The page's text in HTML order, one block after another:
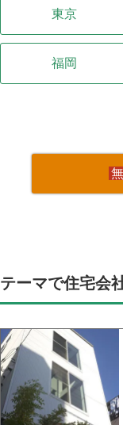
東京
福岡
テーマで住宅会